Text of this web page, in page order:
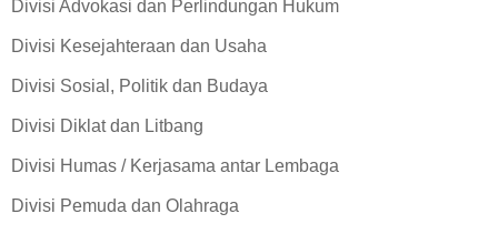
Divisi Advokasi dan Perlindungan Hukum
Divisi Kesejahteraan dan Usaha
Divisi Sosial, Politik dan Budaya
Divisi Diklat dan Litbang
Divisi Humas / Kerjasama antar Lembaga
Divisi Pemuda dan Olahraga